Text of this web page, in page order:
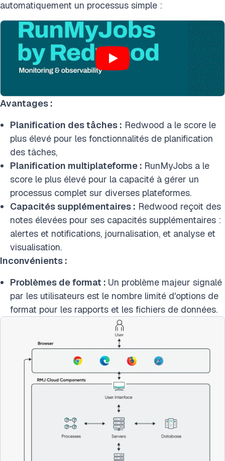
automatiquement un processus simple :
Avantages :
Planification des tâches : Redwood a le score le
plus élevé pour les fonctionnalités de planification
des tâches,
Planification multiplateforme : RunMyJobs a le
score le plus élevé pour la capacité à gérer un
processus complet sur diverses plateformes.
Capacités supplémentaires : Redwood reçoit des
notes élevées pour ses capacités supplémentaires :
alertes et notifications, journalisation, et analyse et
visualisation.
Inconvénients :
Problèmes de format : Un problème majeur signalé
par les utilisateurs est le nombre limité d'options de
format pour les rapports et les fichiers de données.